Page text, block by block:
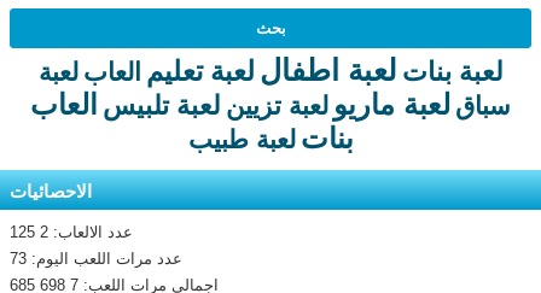
لعبة بنات لعبة اطفال لعبة تعليم العاب لعبة
سباق لعبة ماريو لعبة تزيين لعبة تلبيس العاب
بنات لعبة طبيب
الاحصائيات
عدد الالعاب: 2 125
عدد مرات اللعب اليوم: 73
اجمالى مرات اللعب: 7 698 685